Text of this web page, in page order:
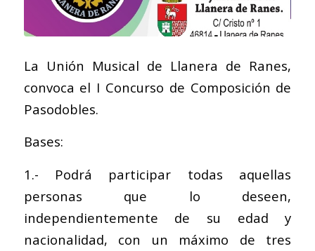
La Unión Musical de Llanera de Ranes,
convoca el I Concurso de Composición de
Pasodobles.
Bases:
1.- Podrá participar todas aquellas
personas que lo deseen,
independientemente de su edad y
nacionalidad, con un máximo de tres